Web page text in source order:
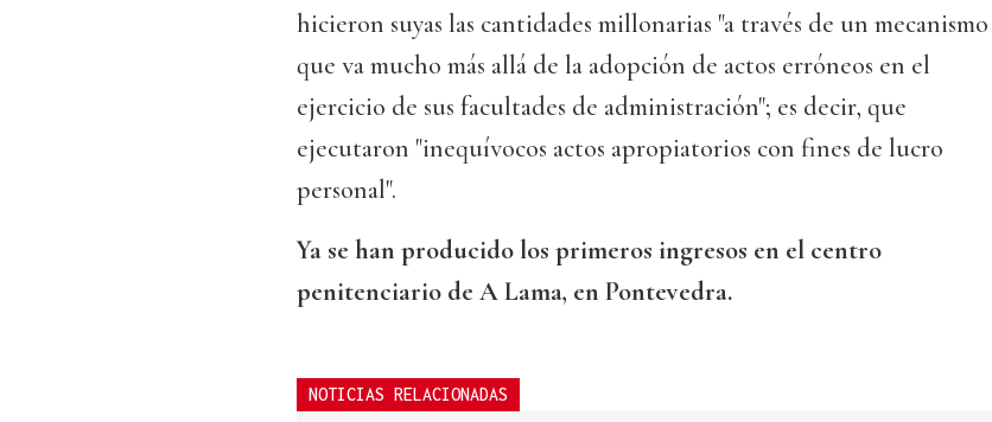
hicieron suyas las cantidades millonarias "a través de un mecanismo
que va mucho más allá de la adopción de actos erróneos en el
ejercicio de sus facultades de administración"; es decir, que
ejecutaron "inequívocos actos apropiatorios con fines de lucro
personal".
Ya se han producido los primeros ingresos en el centro
penitenciario de A Lama, en Pontevedra.
NOTICIAS RELACIONADAS